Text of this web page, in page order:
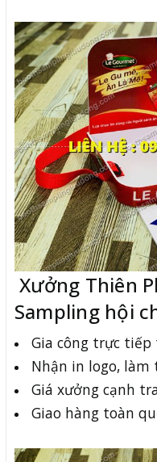
Xưởng Thiên
Sampling hội
Gia công trực
Nhận in logo, làm
Giá xưởng cạnh
Giao hàng toàn